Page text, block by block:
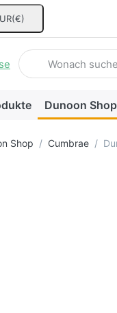
(€)
Geben Sie einen
Dunoon Shop
Shop Cumbrae